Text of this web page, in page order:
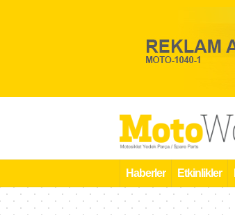
Haberler Etkinlikler